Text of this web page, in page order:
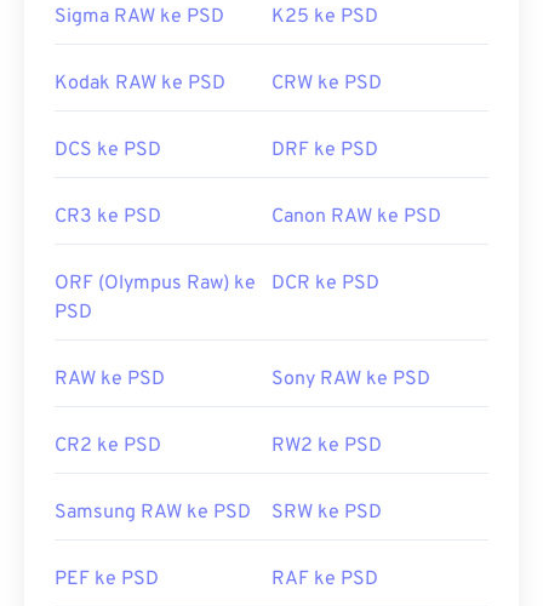
Sigma RAW ke PSD K25 ke PSD
Kodak RAW ke PSD CRW ke PSD
DCS ke PSD DRF ke PSD
CR3 ke PSD Canon RAW ke PSD
ORF (Olympus Raw) ke
PSD
DCR ke PSD
RAW ke PSD Sony RAW ke PSD
CR2 ke PSD RW2 ke PSD
Samsung RAW ke PSD SRW ke PSD
PEF ke PSD RAF ke PSD